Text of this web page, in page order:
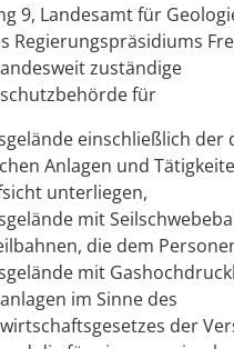
9, Landesamt für
Regierungspräsidiums
zuständige
für
einschließlich der
Anlagen und
unterliegen,
mit
die dem
mit
im Sinne des
der